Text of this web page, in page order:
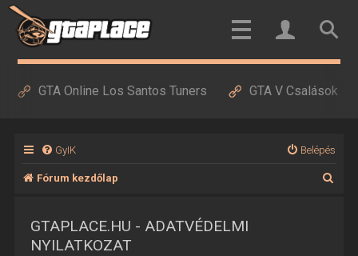
GTA Online Los Santos Tuners GTA V Csalások
GyIK Belépés
Fórum kezdőlap
GTAPLACE.HU - ADATVÉDELMI
NYILATKOZAT